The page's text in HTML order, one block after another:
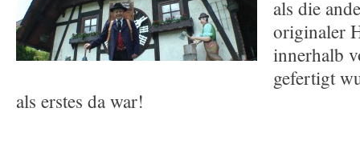
als die
originaler
innerhalb
gefertigt
als erstes da war!